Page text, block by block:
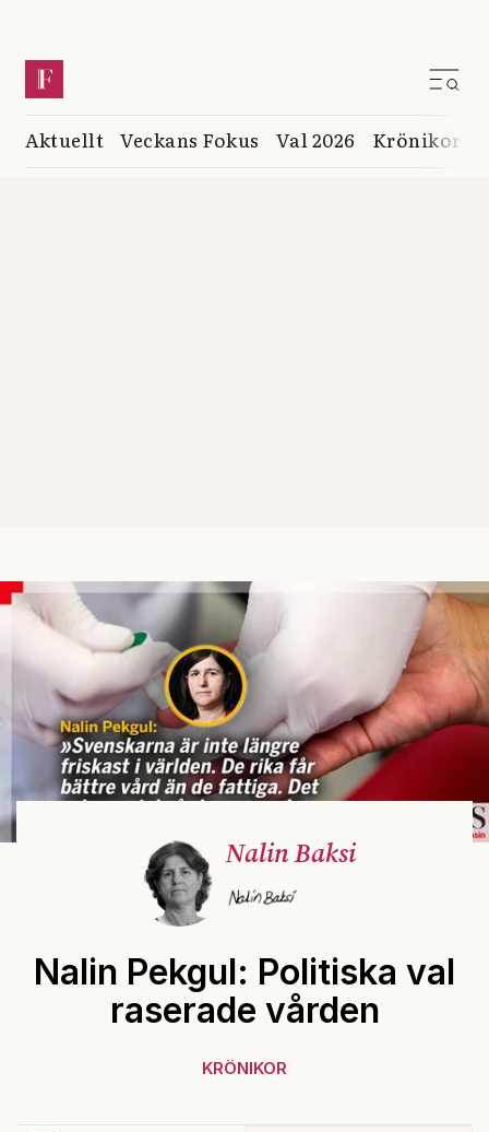
Aktuellt Veckans Fokus Val 2026 Krönikor
Nalin Baksi
Nalin Pekgul: Politiska val
raserade vården
KRÖNIKOR